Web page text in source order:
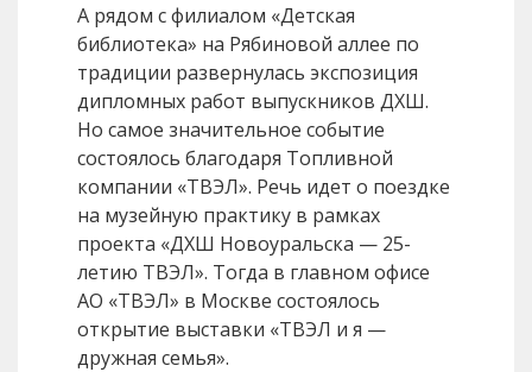
А рядом с филиалом «Детская
библиотека» на Рябиновой аллее по
традиции развернулась экспозиция
дипломных работ выпускников ДХШ.
Но самое значительное событие
состоялось благодаря Топливной
компании «ТВЭЛ». Речь идет о поездке
на музейную практику в рамках
проекта «ДХШ Новоуральска — 25-
летию ТВЭЛ». Тогда в главном офисе
АО «ТВЭЛ» в Москве состоялось
открытие выставки «ТВЭЛ и я —
дружная семья».